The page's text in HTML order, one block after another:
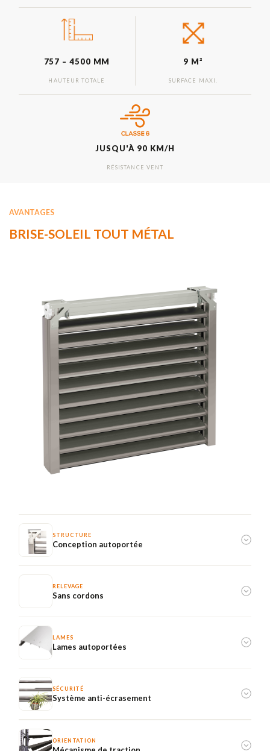
757 – 4500 MM
HAUTEUR TOTALE
9 M²
SURFACE MAXI.
JUSQU'À 90 KM/H
RÉSISTANCE VENT
AVANTAGES
BRISE-SOLEIL TOUT MÉTAL
STRUCTURE
Conception autoportée
RELEVAGE
Sans cordons
LAMES
Lames autoportées
SÉCURITÉ
Système anti-écrasement
ORIENTATION